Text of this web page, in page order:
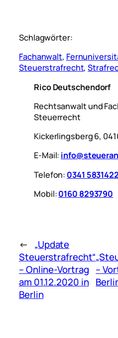
Schlagwörter:
Fachanwalt,
Steuerstrafrecht,
Rico Deutschendorf
Rechtsanwalt und
Steuerrecht
Kickerlingsberg 6,
E-Mail:
Telefon: 0341
Mobil:0160 8293790
←
„Update
Steuerstrafrecht“
– Online-Vortrag
am 01.12.2020 in
Berlin
–